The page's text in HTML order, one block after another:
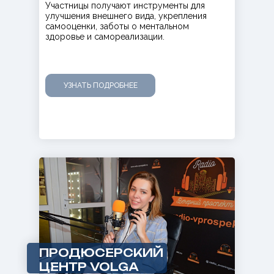
Участницы получают инструменты для
улучшения внешнего вида, укрепления
самооценки, заботы о ментальном
здоровье и самореализации.
УЗНАТЬ ПОДРОБНЕЕ
ПРОДЮСЕРСКИЙ
ЦЕНТР VOLGA